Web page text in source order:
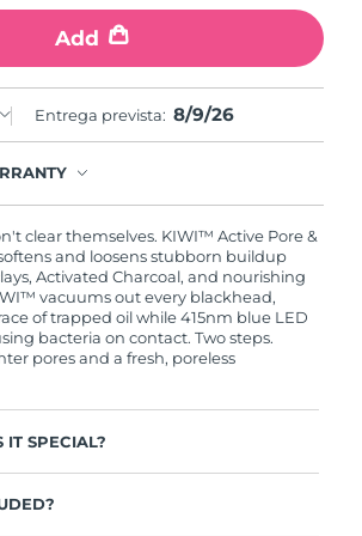
Add
Entrega prevista: 8/9/26
year of purchase, FOREO will
free of charge.
clear themselves. KIWI™ Active Pore &
and loosens stubborn buildup
Activated Charcoal, and nourishing
vacuums out every blackhead,
of trapped oil while 415nm blue LED
bacteria on contact.Two steps.
pores and a fresh, poreless
IT SPECIAL?
before extraction even begins.
8/9/26
Entrega prevista
Entrega prevista8/9/26
Entrega prevista8/13/26
Entrega prevista